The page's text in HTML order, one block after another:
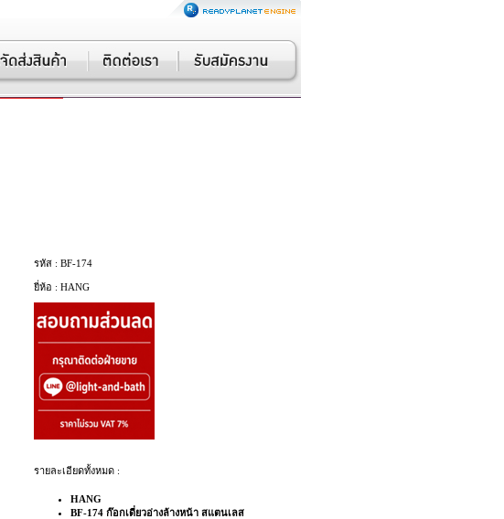
รหัส : BF-174
ยี่ห้อ : HANG
รายละเอียดทั้งหมด :
HANG
BF-174 ก๊อกเดี่ยวอ่างล้างหน้า สแตนเลส